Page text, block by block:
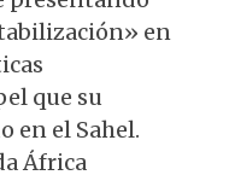
en
que su
en el Sahel.
África